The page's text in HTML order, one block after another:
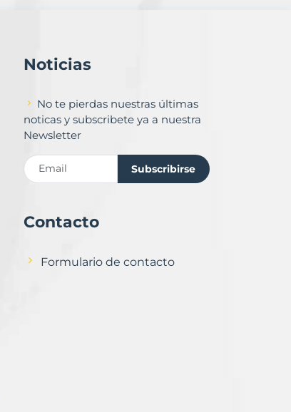
Noticias
No te pierdas nuestras últimas
noticas y subscribete ya a nuestra
Newsletter
Subscribirse
Contacto
Formulario de contacto